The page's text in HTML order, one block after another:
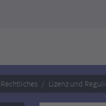
Rechtliches Lizenz und